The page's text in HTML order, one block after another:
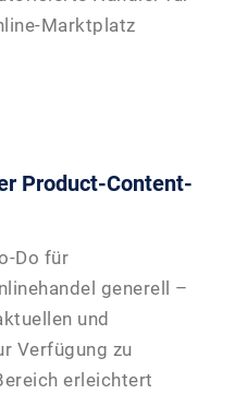
Marktplatz
Product-Content-
Do für
generell –
und
Verfügung zu
erleichtert